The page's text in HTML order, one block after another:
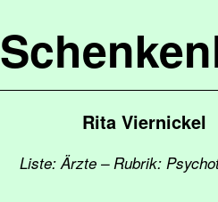
Rita Viernickel
Liste: Ärzte – Rubrik: